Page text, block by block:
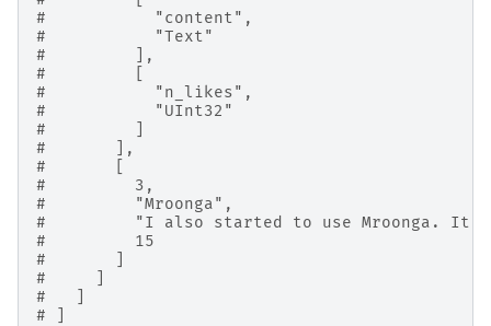
#           "content",
#           "Text"
#         ],
#         [
#           "n_likes",
#           "UInt32"
#         ]
#       ],
#       [
#         3,
#         "Mroonga",
#         "I also started to use Mroonga.
#         15
#       ]
#     ]
#   ]
# ]